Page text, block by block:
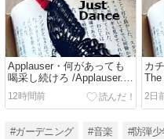
Applauser・何があっても
喝采し続けろ /Applauser.
Applause must Goes on /
Sergeant Code Street / I
want to be what you saw in
12時間前
カ
The
2日
#ガーデニング #音楽 #防弾少